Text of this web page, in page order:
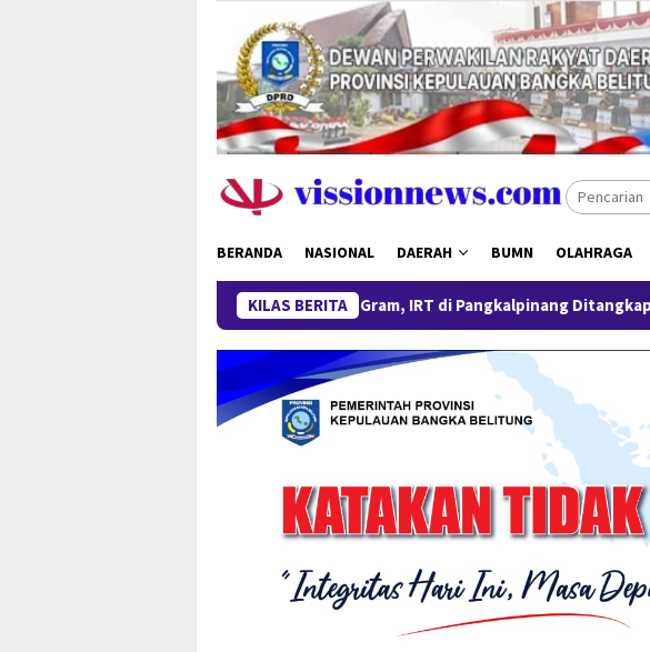
konten
BERANDA NASIONAL DAERAH BUMN OLAHRAGA
KILAS BERITA
Miliki Sabu 50 Gram, IRT di Pangkalpinang Ditangkap Ditresnarkoba